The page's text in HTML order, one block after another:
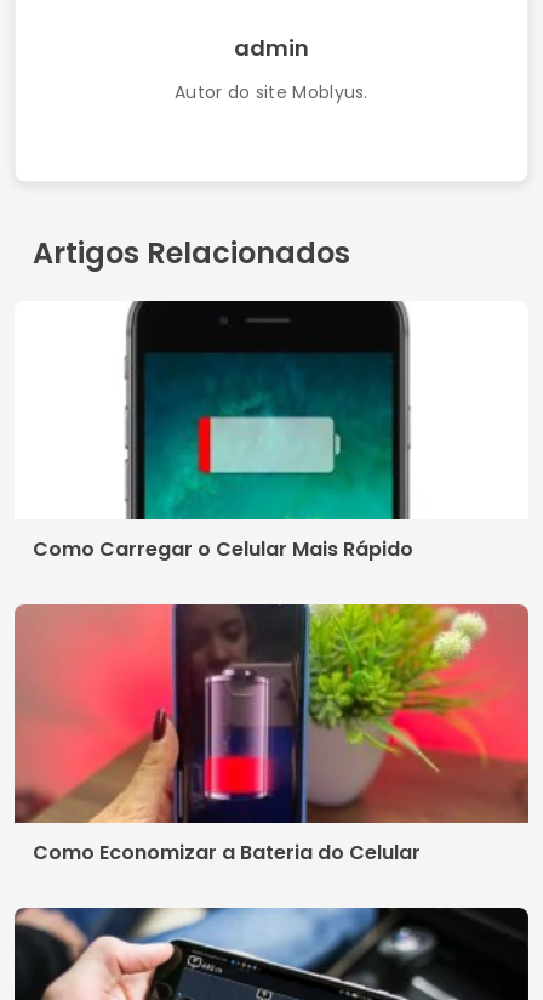
admin
Autor do site Moblyus.
Artigos Relacionados
Como Carregar o Celular Mais Rápido
Como Economizar a Bateria do Celular